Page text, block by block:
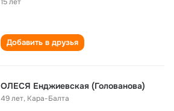
Добавить в друзья
ОЛЕСЯ Енджиевская (Голованова)
49 лет, Кара-Балта